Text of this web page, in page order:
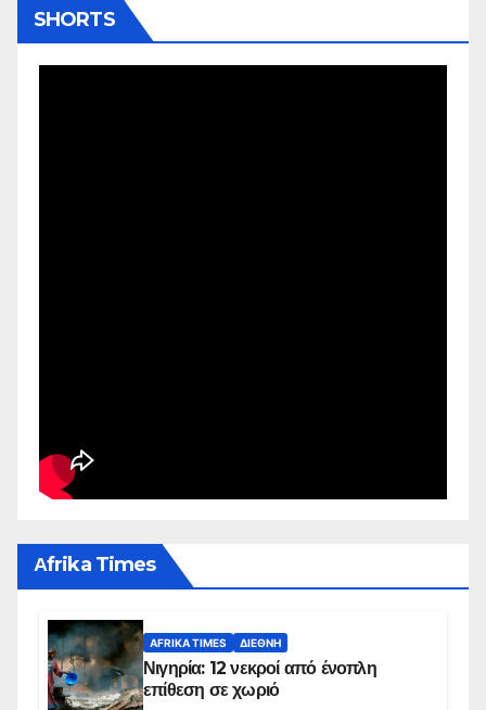
SHORTS
Αfrika Times
AFRIKA TIMES ΔΙΕΘΝΉ
Νιγηρία: 12 νεκροί από ένοπλη
επίθεση σε χωριό